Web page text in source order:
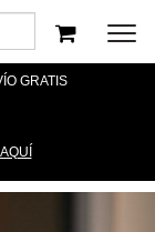
GRATIS